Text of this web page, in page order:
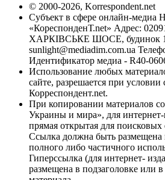
© 2000-2026, Korrespondent.net
Субъект в сфере онлайн-медиа
«КореспонденТ.net» Адрес:
ХАРКІВСЬКЕ ШОСЕ, будинок
sunlight@mediadim.com.ua
Идентификатор медиа - R40-
Использование любых
сайте, разрешается при условии
Корреспондент.net.
При копировании материалов
Украины и мира», для интернет-
прямая открытая для поисковых
Ссылка должна быть размещена
полного либо частичного
Гиперссылка (для интернет-
размещена в подзаголовке или